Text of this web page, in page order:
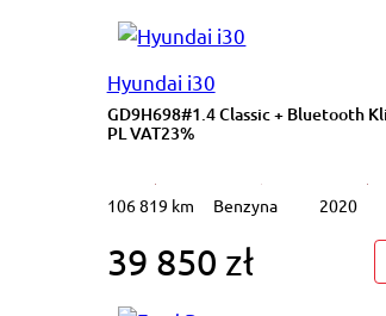
Hyundai i30
GD9H698#1.4 Classic + Bluetooth
PL VAT23%
106 819 km Benzyna 2020
39 850 zł